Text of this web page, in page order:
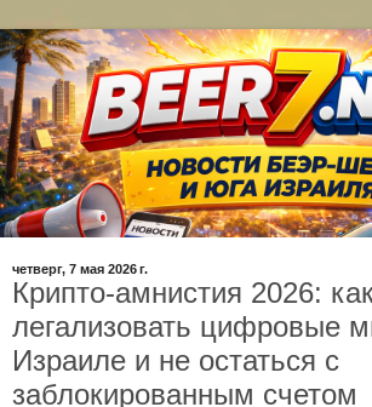
четверг, 7 мая 2026 г.
Крипто-амнистия 2026:
легализовать цифровые
Израиле и не остаться с
заблокированным счетом